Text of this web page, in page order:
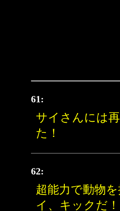
61:
サイさんには
た！
62:
超能力で動物
イ、キックだ！